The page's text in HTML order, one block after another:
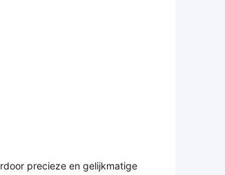
precieze en gelijkmatige